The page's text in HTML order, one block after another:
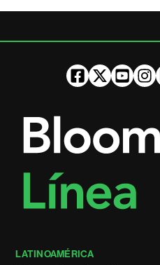
LATINOAMÉRICA